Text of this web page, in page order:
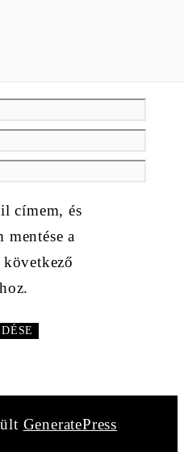
címem, és
mentése a
következő
GeneratePress